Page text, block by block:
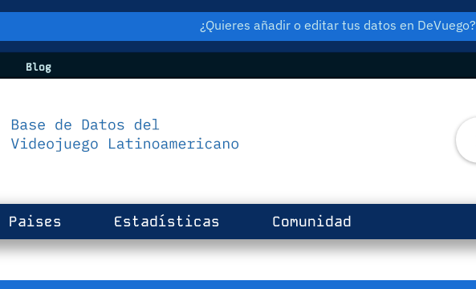
¿Quieres añadir o editar tus datos en DeVuego?
Blog
Paises Estadísticas Comunidad